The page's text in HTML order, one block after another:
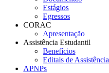
Estágios
Egressos
CORAC
Apresentação
Assistência Estudantil
Benefícios
Editais de Assistência
APNPs